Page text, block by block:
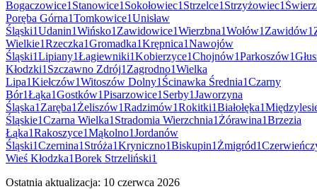
Bogaczowice1 Stanowice1 Sokołowiec1 Strzelce1 Strzyżowiec1
Poręba Górna1Tomkowice1Unisław
Śląski1Udanin1Wińsko1 Zawidowice1Wierzbna1Wołów1 Zawidów1
Wielkie1Rzeczka1Gromadka1Krępnica1Nawojów
Śląski1Lipiany1Łagiewniki1Kobierzyce1Chojnów1Parkoszów1
Kłodzki1 Szczawno Zdrój1 Zagrodno1Wielka
Lipa1Kiełczów1Witoszów Dolny1 Ścinawka Średnia1Czarny
Bór1Łąka1Gostków1Pisarzowice1 Serby1Jaworzyna
Śląska1 Zaręba1 Żeliszów1Radzimów1Rokitki1Białołęka1
Śląskie1Czarna Wielka1 Stradomia Wierzchnia1 Żórawina1Brzezia
Łąka1Rakoszyce1Mąkolno1Jordanów
Śląski1Czernina1 Stróża1Kryniczno1Biskupin1 Żmigród1
Wieś Kłodzka1Borek Strzeliński1
Ostatnia aktualizacja: 10 czerwca 2026